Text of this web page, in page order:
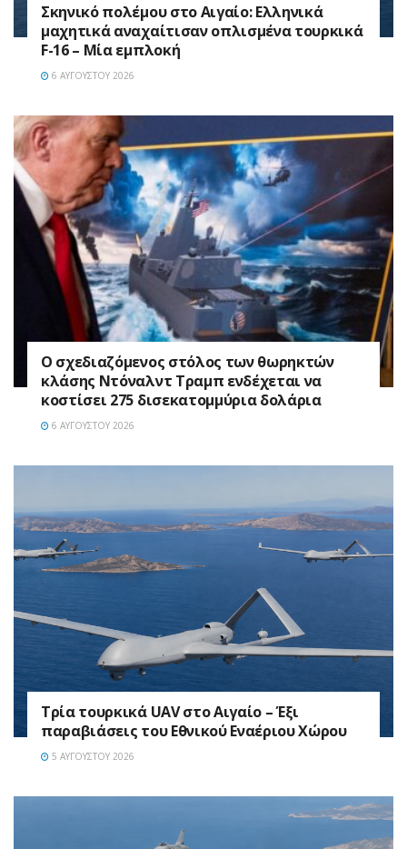
Σκηνικό πολέμου στο Αιγαίο: Ελληνικά
μαχητικά αναχαίτισαν οπλισμένα τουρκικά
F-16 – Μία εμπλοκή
6 ΑΥΓΟΎΣΤΟΥ 2026
Ο σχεδιαζόμενος στόλος των θωρηκτών
κλάσης Ντόναλντ Τραμπ ενδέχεται να
κοστίσει 275 δισεκατομμύρια δολάρια
6 ΑΥΓΟΎΣΤΟΥ 2026
Τρία τουρκικά UAV στο Αιγαίο – Έξι
παραβιάσεις του Εθνικού Εναέριου Χώρου
5 ΑΥΓΟΎΣΤΟΥ 2026